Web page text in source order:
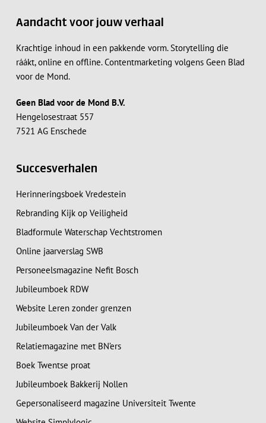
Aandacht voor jouw verhaal
Krachtige inhoud in een pakkende vorm. Storytelling die
ráákt, online en offline. Contentmarketing volgens Geen Blad
voor de Mond.
Geen Blad voor de Mond B.V.
Hengelosestraat 557
7521 AG Enschede
Succesverhalen
Herinneringsboek Vredestein
Rebranding Kijk op Veiligheid
Bladformule Waterschap Vechtstromen
Online jaarverslag SWB
Personeelsmagazine Nefit Bosch
Jubileumboek RDW
Website Leren zonder grenzen
Jubileumboek Van der Valk
Relatiemagazine met BN’ers
Boek Twentse proat
Jubileumboek Bakkerij Nollen
Gepersonaliseerd magazine Universiteit Twente